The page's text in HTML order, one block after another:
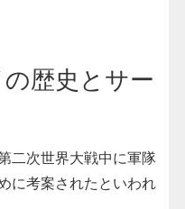
歴史とサー
二次世界大戦中に軍隊
に考案されたといわれ